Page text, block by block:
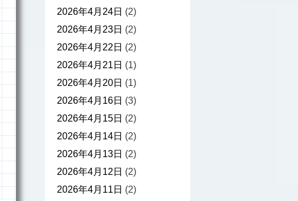
2026年4月24日 (2)
2026年4月23日 (2)
2026年4月22日 (2)
2026年4月21日 (1)
2026年4月20日 (1)
2026年4月16日 (3)
2026年4月15日 (2)
2026年4月14日 (2)
2026年4月13日 (2)
2026年4月12日 (2)
2026年4月11日 (2)